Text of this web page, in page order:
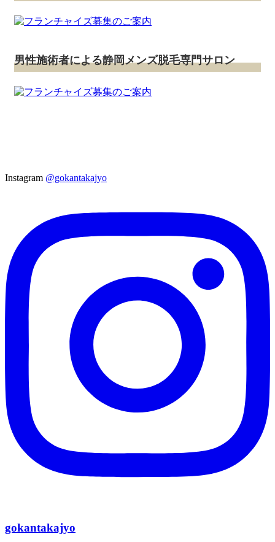
男性施術者による静岡メンズ脱毛専門サロン
Instagram @gokantakajyo
gokantakajyo